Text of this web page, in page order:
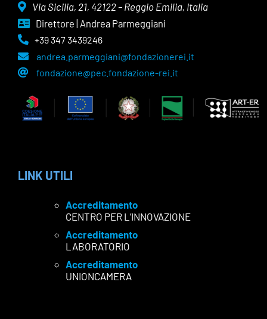
Via Sicilia, 21, 42122 – Reggio Emilia, Italia
Direttore | Andrea Parmeggiani
+39 347 3439246
andrea.parmeggiani@fondazionerei.it
fondazione@pec.fondazione-rei.it
LINK UTILI
Accreditamento
CENTRO PER L’INNOVAZIONE
Accreditamento
LABORATORIO
Accreditamento
UNIONCAMERA